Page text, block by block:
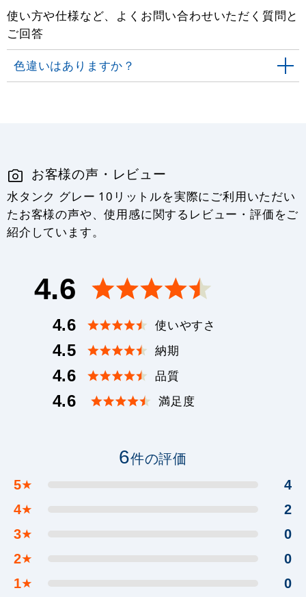
使い方や仕様など、よくお問い合わせいただく質問と
ご回答
色違いはありますか？
お客様の声・レビュー
水タンク グレー 10リットルを実際にご利用いただい
たお客様の声や、使用感に関するレビュー・評価をご
紹介しています。
4.6
4.6 使いやすさ
4.5 納期
4.6 品質
4.6 満足度
6件の評価
5★
4
4★
2
3★
0
2★
0
1★ 0